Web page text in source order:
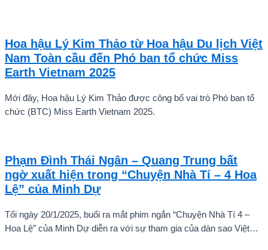
ấn tượng mạnh với giọng hát trữ tình sâu lắng, mang đậm hơi thở
quê hương.
Hoa hậu Lý Kim Thảo từ Hoa hậu Du lịch Việt
Nam Toàn cầu đến Phó ban tổ chức Miss
Earth Vietnam 2025
Mới đây, Hoa hậu Lý Kim Thảo được công bố vai trò Phó ban tổ
chức (BTC) Miss Earth Vietnam 2025.
Phạm Đình Thái Ngân – Quang Trung bất
ngờ xuất hiện trong “Chuyện Nhà Tí – 4 Hoa
Lệ” của Minh Dự
Tối ngày 20/1/2025, buổi ra mắt phim ngắn “Chuyện Nhà Tí 4 –
Hoa Lệ” của Minh Dự diễn ra với sự tham gia của dàn sao Việt